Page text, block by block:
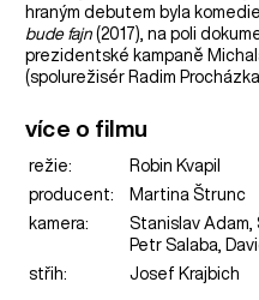
hraným debutem byla
bude fajn (2017), na poli
prezidentské kampaně
(spolurežisér Radim Procházka,
více o filmu
režie:
Robin Kvapil
producent:
Martina Štrunc
kamera:
Stanislav Adam,
Petr Salaba,
střih:
Josef Krajbich